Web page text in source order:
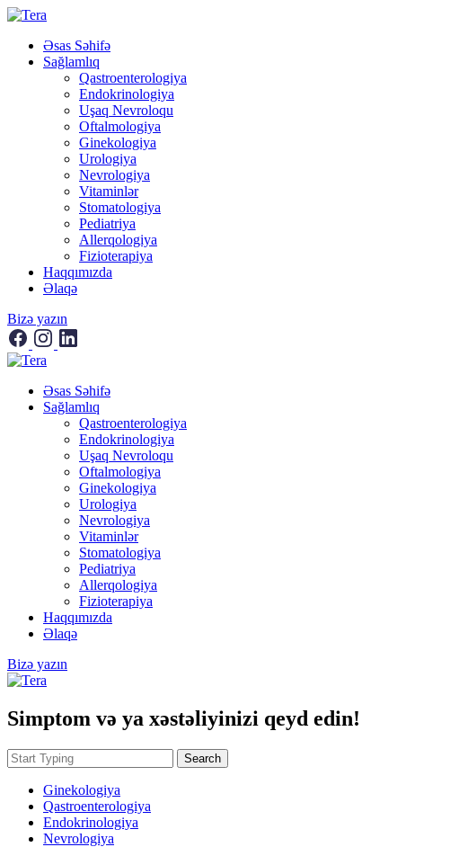
Əsas Səhifə
Sağlamlıq
Qastroenterologiya
Endokrinologiya
Uşaq Nevroloqu
Oftalmologiya
Ginekologiya
Urologiya
Nevrologiya
Vitaminlər
Stomatologiya
Pediatriya
Allerqologiya
Fizioterapiya
Haqqımızda
Əlaqə
Bizə yazın
Əsas Səhifə
Sağlamlıq
Qastroenterologiya
Endokrinologiya
Uşaq Nevroloqu
Oftalmologiya
Ginekologiya
Urologiya
Nevrologiya
Vitaminlər
Stomatologiya
Pediatriya
Allerqologiya
Fizioterapiya
Haqqımızda
Əlaqə
Bizə yazın
Simptom və ya xəstəliyinizi qeyd edin!
Search
Ginekologiya
Qastroenterologiya
Endokrinologiya
Nevrologiya